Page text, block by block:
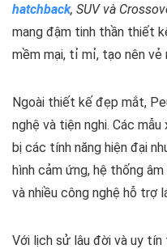
hatchback, SUV và
mang đậm tinh thần thiết
mềm mại, tỉ mỉ, tạo nên vẻ
Ngoài thiết kế đẹp mắt,
nghệ và tiện nghi. Các
bị các tính năng hiện đại
hình cảm ứng, hệ thống
và nhiều công nghệ hỗ trợ
Với lịch sử lâu đời và uy